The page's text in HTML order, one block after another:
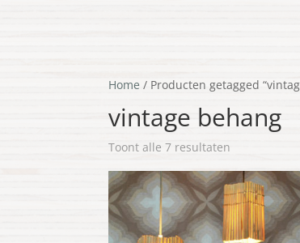
Home / Producten getagged
vintage behang
Toont alle 7 resultaten
nieuwste